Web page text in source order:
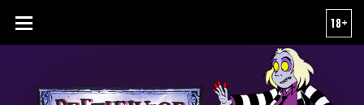
18+